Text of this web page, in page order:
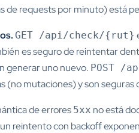
de requests por minuto) está
GET /api/check/{rut}
es seguro de reintentar
generar uno nuevo. POST /
(no mutaciones) y son seguras
de errores 5xx no está
reintento con backoff